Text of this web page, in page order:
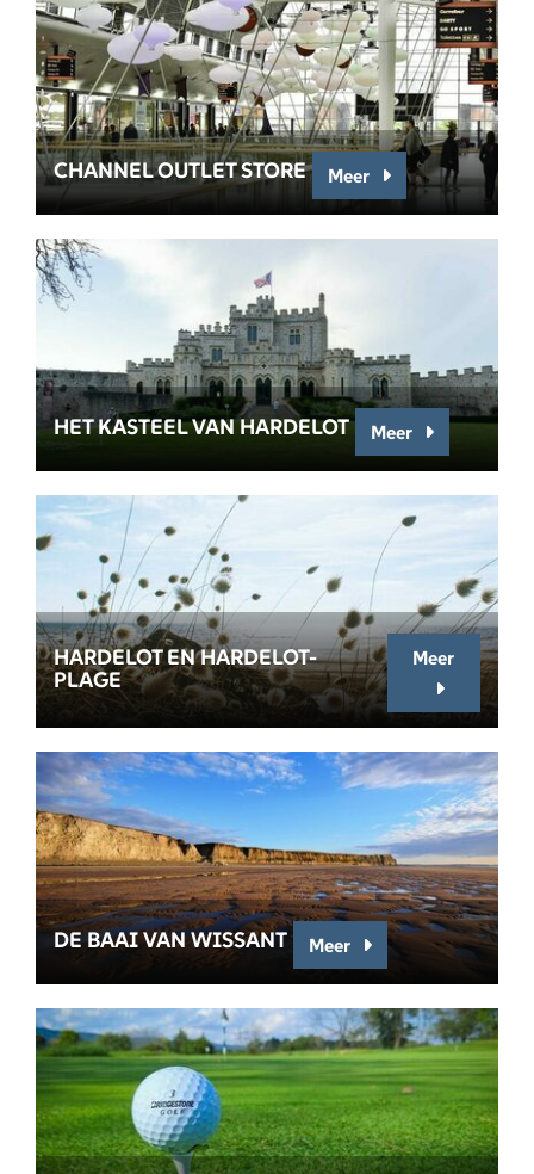
CHANNEL OUTLET STORE Meer
HET KASTEEL VAN HARDELOT Meer
HARDELOT EN HARDELOT-
PLAGE
Meer
DE BAAI VAN WISSANT Meer